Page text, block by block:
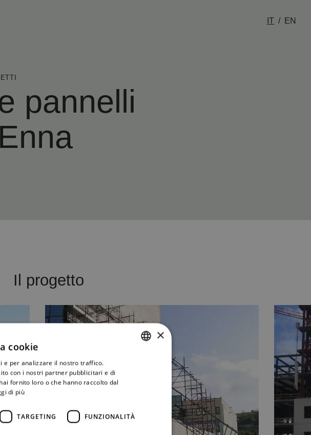
IT EN
pannelli
Il progetto
×
cookie
e per analizzare il nostro traffico.
con i nostri partner pubblicitari e di
fornito loro o che hanno raccolto dal
di più
TARGETING FUNZIONALITÀ